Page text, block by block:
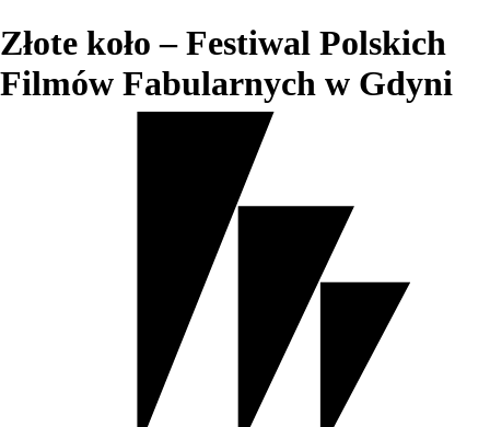
Złote koło – Festiwal Polskich
Filmów Fabularnych w Gdyni